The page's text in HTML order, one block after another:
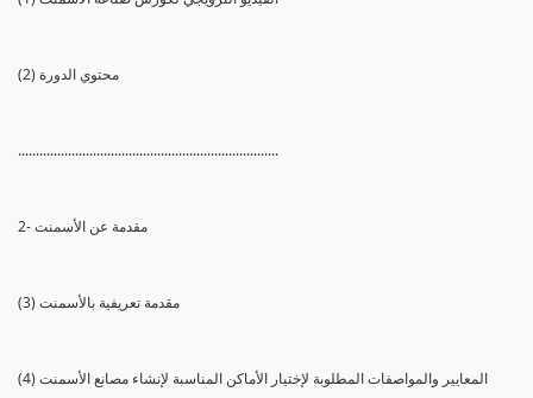
(2) محتوي الدورة
.........................................................................
2- مقدمة عن الأسمنت
(3) مقدمة تعريفية بالأسمنت
(4) المعايير والمواصفات المطلوبة لإختيار الأماكن المناسبة لإنشاء مصانع الأسمنت